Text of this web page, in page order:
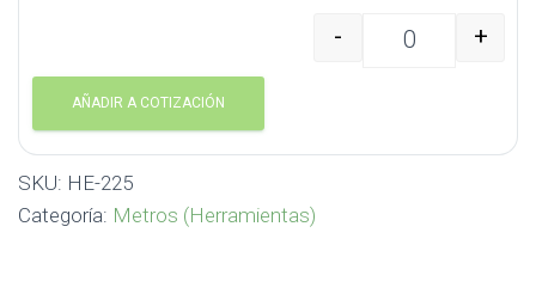
Metro Oliver HE-225
- +
AÑADIR A COTIZACIÓN
SKU: HE-225
Categoría: Metros (Herramientas)